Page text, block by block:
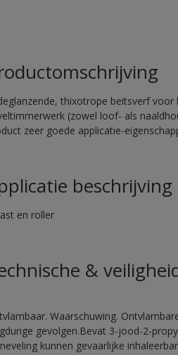
thixotrope beitsverf
(zowel loof- als
zeer goede applicatie-
beschrijving
en roller
&
Waarschuwing.
gevolgen.Bevat 3-jood-2-
kunnen gevaarlijke